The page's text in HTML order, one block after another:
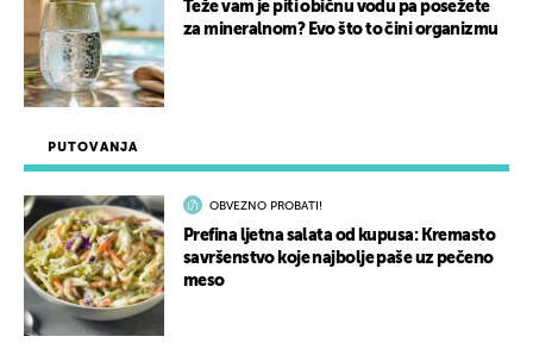
PUTOVANJA
OBVEZNO PROBATI!
Prefina ljetna salata od kupusa: Kremasto
savršenstvo koje najbolje paše uz pečeno
meso
Teže vam je piti običnu vodu pa posežete
za mineralnom? Evo što to čini organizmu